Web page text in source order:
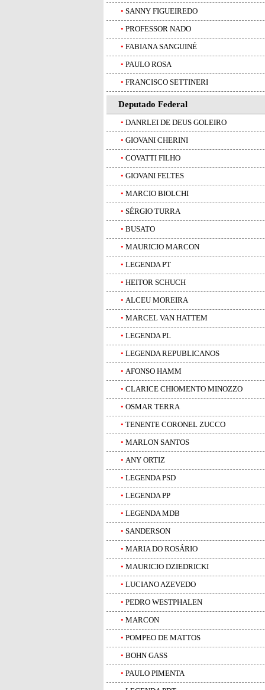
• SANNY FIGUEIREDO
• PROFESSOR NADO
• FABIANA SANGUINÉ
• PAULO ROSA
• FRANCISCO SETTINERI
Deputado Federal
• DANRLEI DE DEUS GOLEIRO
• GIOVANI CHERINI
• COVATTI FILHO
• GIOVANI FELTES
• MARCIO BIOLCHI
• SÉRGIO TURRA
• BUSATO
• MAURICIO MARCON
• LEGENDA PT
• HEITOR SCHUCH
• ALCEU MOREIRA
• MARCEL VAN HATTEM
• LEGENDA PL
• LEGENDA REPUBLICANOS
• AFONSO HAMM
• CLARICE CHIOMENTO MINOZZO
• OSMAR TERRA
• TENENTE CORONEL ZUCCO
• MARLON SANTOS
• ANY ORTIZ
• LEGENDA PSD
• LEGENDA PP
• LEGENDA MDB
• SANDERSON
• MARIA DO ROSÁRIO
• MAURICIO DZIEDRICKI
• LUCIANO AZEVEDO
• PEDRO WESTPHALEN
• MARCON
• POMPEO DE MATTOS
• BOHN GASS
• PAULO PIMENTA